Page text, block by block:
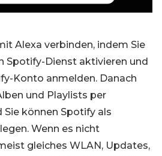
Alexa verbinden, indem Sie
Spotify-Dienst aktivieren und
Konto anmelden. Danach
und Playlists per
Sie können Spotify als
Wenn es nicht
gleiches WLAN, Updates,